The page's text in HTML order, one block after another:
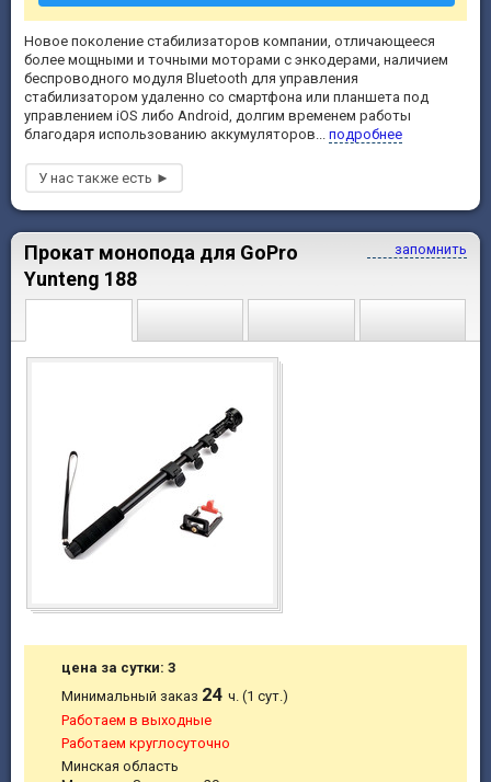
Новое поколение стабилизаторов компании, отличающееся
более мощными и точными моторами с энкодерами, наличием
беспроводного модуля Bluetooth для управления
стабилизатором удаленно со смартфона или планшета под
управлением iOS либо Android, долгим временем работы
благодаря использованию аккумуляторов... подробнее
запомнить
Прокат монопода для GoPro
Yunteng 188
цена за сутки: 3
Минимальный заказ 24ч. (1 сут.)
Работаем в выходные
Работаем круглосуточно
Минская область